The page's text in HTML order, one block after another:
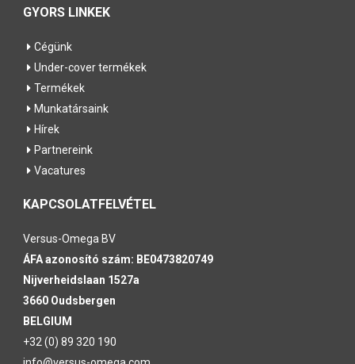
GYORS LINKEK
Cégünk
Under-cover termékek
Termékek
Munkatársaink
Hírek
Partnereink
Vacatures
KAPCSOLATFELVÉTEL
Versus-Omega BV
ÁFA azonosító szám: BE0473820749
Nijverheidslaan 1527a
3660 Oudsbergen
BELGIUM
+32 (0) 89 320 190